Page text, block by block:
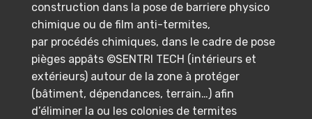
construction dans la pose de barriere physico
chimique ou de film anti-termites,
par procédés chimiques, dans le cadre de pose
pièges appâts ©SENTRI TECH (intérieurs et
extérieurs) autour de la zone à protéger
(bâtiment, dépendances, terrain…) afin
d’éliminer la ou les colonies de termites